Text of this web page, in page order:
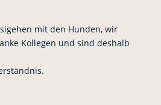
mit den Hunden, wir
Kollegen und sind deshalb